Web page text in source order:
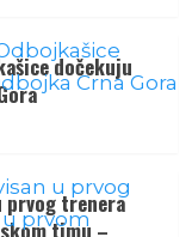
dočekuju
prvog trenera
timu –